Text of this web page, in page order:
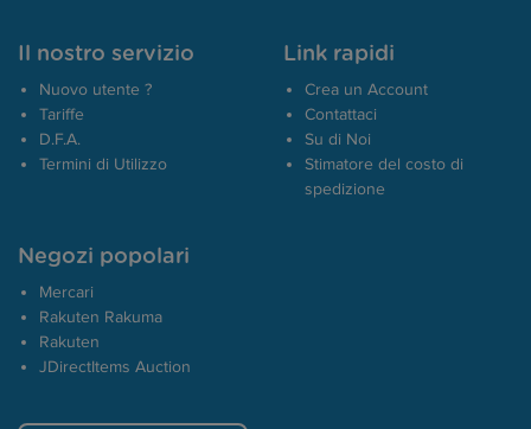
Il nostro servizio
Nuovo utente ?
Tariffe
D.F.A.
Termini di Utilizzo
Link rapidi
Crea un Account
Contattaci
Su di Noi
Stimatore del costo di
spedizione
Negozi popolari
Mercari
Rakuten Rakuma
Rakuten
JDirectItems Auction